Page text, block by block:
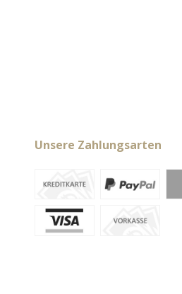
Unsere Zahlungsarten